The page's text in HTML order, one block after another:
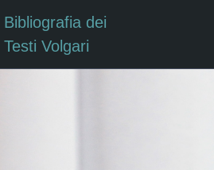
Bibliografia dei
Testi Volgari